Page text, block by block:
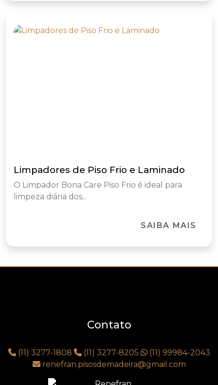
Limpadores de Piso Frio e Laminado
O Limpador Bona Care Piso Frio é ideal para
limpeza diária dos...
SAIBA MAIS
Contato
(11) 3277-1808 (11) 3277-8205
(11) 99984-2043
renefran.pisosdemadeira@gmail.com